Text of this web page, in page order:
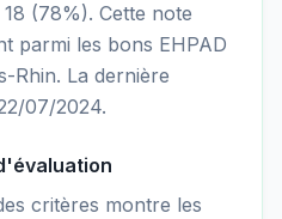
(78%). Cette note
parmi les bons EHPAD
Rhin. La dernière
07/2024.
critères montre les